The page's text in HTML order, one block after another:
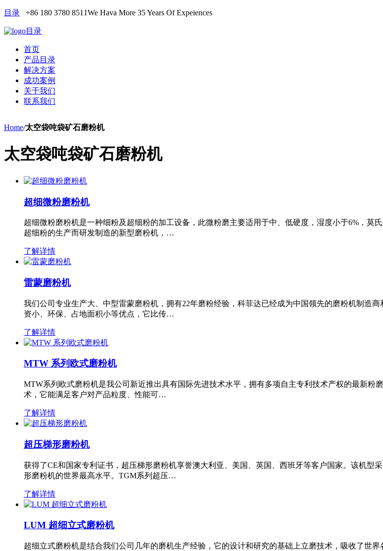
目录 +86 180 3780 8511We Hava More 35 Years Of Expeiences
目录
首页
产品目录
解决方案
成功案例
关于我们
联系我们
Home/太空袋吨袋矿石磨粉机
太空袋吨袋矿石磨粉机
超细微粉磨粉机
超细微粉磨粉机是一种细粉及超细粉的加工设备，此微粉磨主要适用于中、低硬度，湿度小于6%，莫
超细粉的生产而研发制造的新型磨粉机，…
了解详情
雷蒙磨粉机
我们公司专业生产大、中型雷蒙磨粉机，拥有22年磨粉经验，科菲达已经成为中国领先的磨粉机制造
资小、环保、占地面积小等优点，它比传…
了解详情
MTW 系列欧式磨粉机
MTW系列欧式磨粉机是我公司新近推出具有国际先进技术水平，拥有多项自主专利技术产权的最新
术，它能满足客户对产品粒度、性能可…
了解详情
超压梯形磨粉机
获得了CE和国家专利证书，超压梯形磨粉机享誉澳大利亚、美国、英国、西班牙等客户国家。该机
形磨粉机的世界最高水平。TGM系列超压…
了解详情
LUM 超细立式磨粉机
超细立式磨粉机是结合我们公司几年的磨机生产经验，它的设计和研究的基础上立磨技术，吸收了世